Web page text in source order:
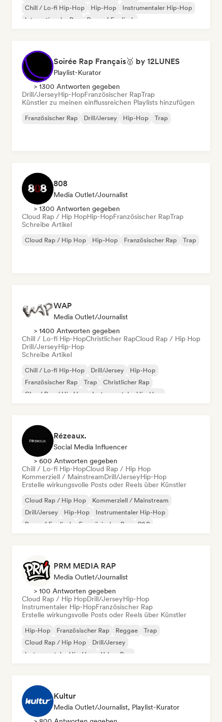
Chill / Lo-fi Hip-Hop
Hip-Hop
Instrumentaler Hip-Hop
Internationaler Rap
Rap auf Englisch
Soirée Rap Français🥇 by 12LUNES
Playlist-Kurator
> 1300 Antworten gegeben
Drill/JerseyHip-HopFranzösischer RapTrap
Künstler zu meinen einflussreichen Playlists hinzufügen
Französischer Rap Drill/Jersey Hip-Hop Trap
808
Media Outlet/Journalist
> 1300 Antworten gegeben
Cloud Rap / Hip HopHip-HopFranzösischer RapTrap
Schreibe Artikel
Cloud Rap / Hip Hop Hip-Hop Französischer Rap Trap
WAP
Media Outlet/Journalist
> 1400 Antworten gegeben
Chill / Lo-fi Hip-HopChristlicher RapCloud Rap / Hip Hop
Drill/JerseyHip-Hop
Schreibe Artikel
Chill / Lo-fi Hip-Hop Drill/Jersey
Hip-Hop
Französischer Rap
Trap
Christlicher Rap
Cloud Rap / Hip Hop
Instrumentaler Hip-Hop
Rézeaux.
Social Media Influencer
> 600 Antworten gegeben
Chill / Lo-fi Hip-HopCloud Rap / Hip Hop
Kommerziell / MainstreamDrill/JerseyHip-Hop
Erstelle wirkungsvolle Posts oder Reels über Künstler
Cloud Rap / Hip Hop
Kommerziell / Mainstream
Drill/Jersey
Hip-Hop
Instrumentaler Hip-Hop
Rap auf Englisch
Französischer Rap R&B
PRM MEDIA RAP
Media Outlet/Journalist
> 100 Antworten gegeben
Cloud Rap / Hip HopDrill/JerseyHip-Hop
Instrumentaler Hip-HopFranzösischer Rap
Erstelle wirkungsvolle Posts oder Reels über Künstler
Hip-Hop Französischer Rap Reggae
Trap
Cloud Rap / Hip Hop
Drill/Jersey
Instrumentaler Hip-Hop
Urban Pop
Kultur
Media Outlet/Journalist, Playlist-Kurator